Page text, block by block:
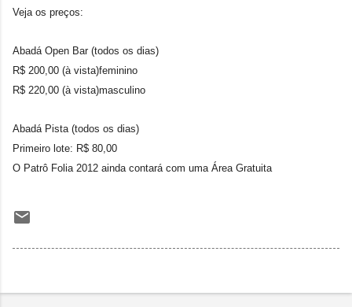
Veja os preços:
Abadá Open Bar (todos os dias)
R$ 200,00 (à vista)feminino
R$ 220,00 (à vista)masculino
Abadá Pista (todos os dias)
Primeiro lote: R$ 80,00
O Patrô Folia 2012 ainda contará com uma Área Gratuita